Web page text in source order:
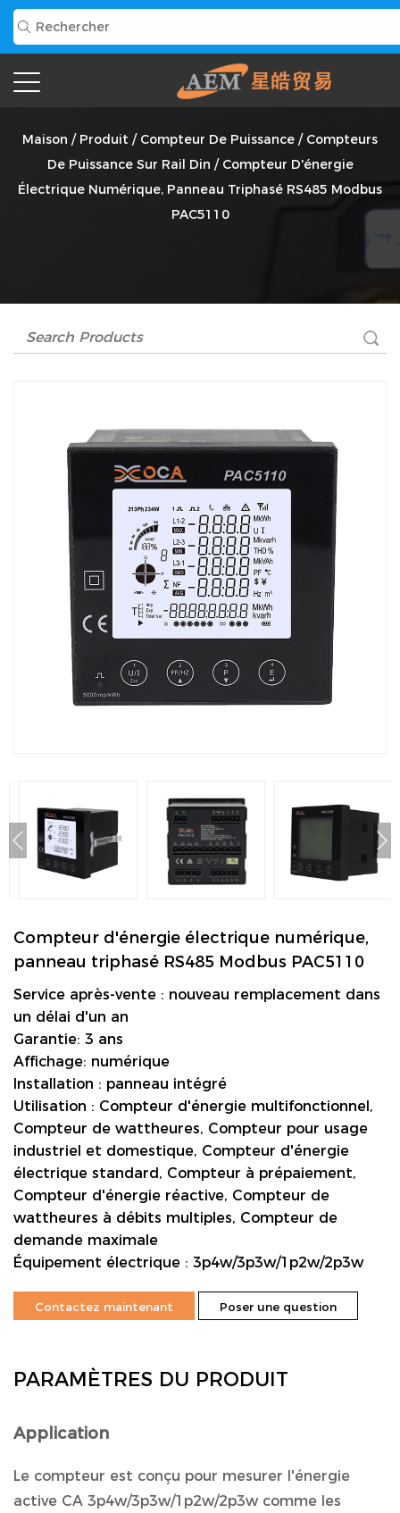
Compteur D'énergie Électrique Numérique, Panneau
Triphasé RS485 Modbus PAC5110 Fournisseur
Maison / Produit / Compteur De Puissance / Compteurs
De Puissance Sur Rail Din / Compteur D'énergie
Électrique Numérique, Panneau Triphasé RS485 Modbus
PAC5110
Compteur d'énergie électrique numérique,
panneau triphasé RS485 Modbus PAC5110
Service après-vente : nouveau remplacement dans
un délai d'un an
Garantie: 3 ans
Affichage: numérique
Installation : panneau intégré
Utilisation : Compteur d'énergie multifonctionnel,
Compteur de wattheures, Compteur pour usage
industriel et domestique, Compteur d'énergie
électrique standard, Compteur à prépaiement,
Compteur d'énergie réactive, Compteur de
wattheures à débits multiples, Compteur de
demande maximale
Équipement électrique : 3p4w/3p3w/1p2w/2p3w
Contactez maintenant Poser une question
PARAMÈTRES DU PRODUIT
Application
Le compteur est conçu pour mesurer l'énergie
active CA 3p4w/3p3w/1p2w/2p3w comme les